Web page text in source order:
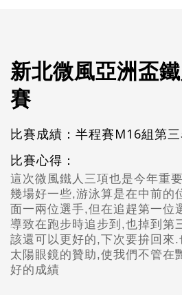
新北微風亞洲盃
賽
比賽成績：半程賽M16組第三
比賽心得：
這次微風鐵人三項也是今年重
幾場好一些,游泳算是在中前的
面一兩位選手,但在追趕第一位
導致在跑步時追步到,也掉到第
該還可以更好的,下次要拚回來
太陽眼鏡的贊助,使我們不管在
好的成績